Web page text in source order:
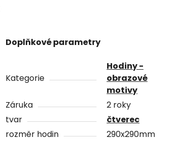
Doplňkové parametry
Kategorie
Hodiny -
obrazové
motivy
Záruka
2 roky
tvar
čtverec
rozměr hodin
290x290mm